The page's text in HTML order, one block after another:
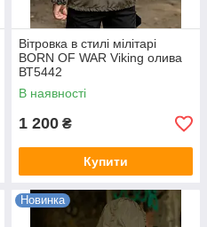
Вітровка в стилі мілітарі
BORN OF WAR Viking олива
ВТ5442
В наявності
1 200 ₴
Купити
Новинка